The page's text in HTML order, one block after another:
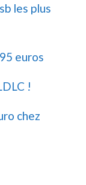
les plus
euros
!
chez